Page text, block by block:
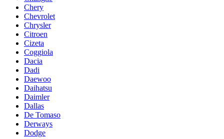
Chery
Chevrolet
Chrysler
Citroen
Cizeta
Coggiola
Dacia
Dadi
Daewoo
Daihatsu
Daimler
Dallas
De Tomaso
Derways
Dodge